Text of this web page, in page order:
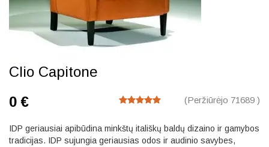
Clio Capitone
(Peržiūrėjo 71689 )
0 €
IDP geriausiai apibūdina minkštų itališkų baldų dizaino ir gamybos
tradicijas. IDP sujungia geriausias odos ir audinio savybes,